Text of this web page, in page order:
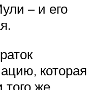
– и его
которая
того же